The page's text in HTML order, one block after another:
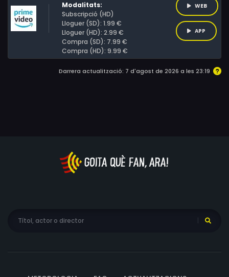
Modalitats:
Subscripció (HD)
Lloguer (SD): 1.99 €
Lloguer (HD): 2.99 €
Compra (SD): 7.99 €
Compra (HD): 9.99 €
WEB
APP
Darrera actualització: 7 d'agost de 2026 a les 23:19